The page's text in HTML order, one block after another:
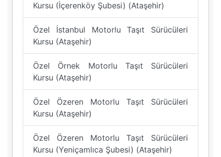
Kursu (İçerenköy Şubesi) (Ataşehir)
Özel İstanbul Motorlu Taşıt Sürücüleri
Kursu (Ataşehir)
Özel Örnek Motorlu Taşıt Sürücüleri
Kursu (Ataşehir)
Özel Özeren Motorlu Taşıt Sürücüleri
Kursu (Ataşehir)
Özel Özeren Motorlu Taşıt Sürücüleri
Kursu (Yeniçamlıca Şubesi) (Ataşehir)